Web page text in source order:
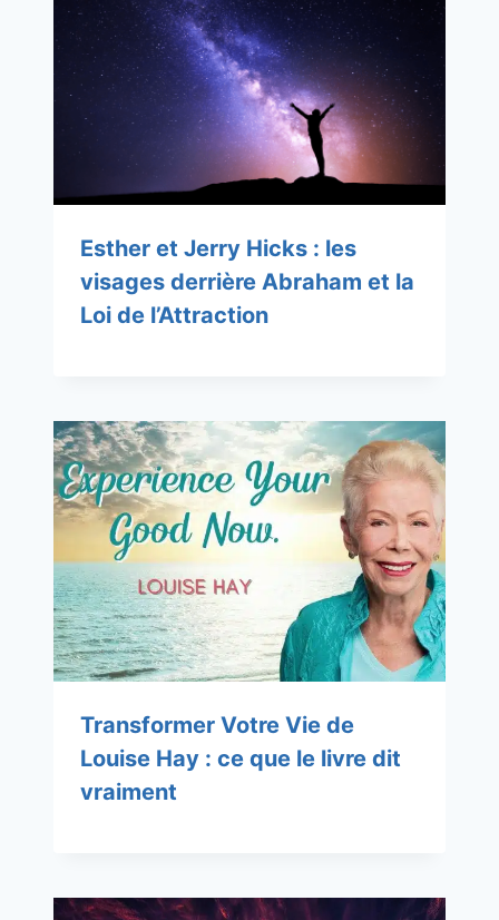
Esther et Jerry Hicks : les
visages derrière Abraham et la
Loi de l’Attraction
Transformer Votre Vie de
Louise Hay : ce que le livre dit
vraiment